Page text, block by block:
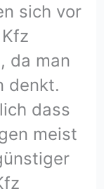
sich vor
da man
denkt.
dass
meist